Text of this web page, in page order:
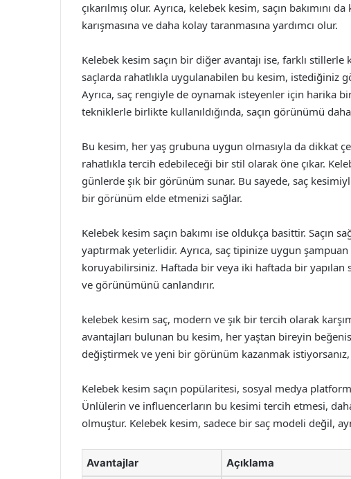
çıkarılmış olur. Ayrıca, kelebek kesim, saçın bakımını
karışmasına ve daha kolay taranmasına yardımcı olur.
Kelebek kesim saçın bir diğer avantajı ise, farklı stillerle
saçlarda rahatlıkla uygulanabilen bu kesim, istediğiniz
Ayrıca, saç rengiyle de oynamak isteyenler için harika
tekniklerle birlikte kullanıldığında, saçın görünümü daha
Bu kesim, her yaş grubuna uygun olmasıyla da dikkat
rahatlıkla tercih edebileceği bir stil olarak öne çıkar.
günlerde şık bir görünüm sunar. Bu sayede, saç
bir görünüm elde etmenizi sağlar.
Kelebek kesim saçın bakımı ise oldukça basittir. Saçın
yaptırmak yeterlidir. Ayrıca, saç tipinize uygun
koruyabilirsiniz. Haftada bir veya iki haftada bir yapılan
ve görünümünü canlandırır.
kelebek kesim saç, modern ve şık bir tercih olarak
avantajları bulunan bu kesim, her yaştan bireyin
değiştirmek ve yeni bir görünüm kazanmak
Kelebek kesim saçın popülaritesi, sosyal medya
Ünlülerin ve influencerların bu kesimi tercih etmesi,
olmuştur. Kelebek kesim, sadece bir saç modeli değil,
Avantajlar Açıklama